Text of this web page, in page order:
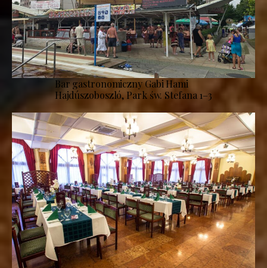
Bar gastronomiczny Gabi Hami
Hajdúszoboszló, Park św. Stefana 1–3